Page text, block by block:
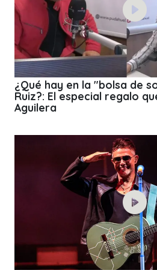
¿Qué hay en la "bolsa de
Ruiz?: El especial regalo
Aguilera